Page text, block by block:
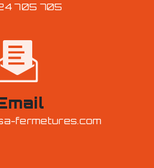
24 705 705
fermetures.com